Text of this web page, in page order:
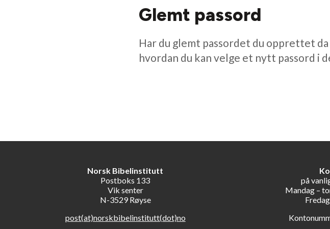
Glemt passord
Har du glemt passordet du opprettet
hvordan du kan velge et nytt passord i
Norsk Bibelinstitutt
Postboks 133
Vik senter
N-3529 Røyse
post(at)norskbibelinstitutt(dot)no
på
Mandag –